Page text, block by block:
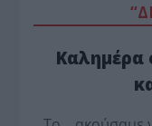
Καλημέρα